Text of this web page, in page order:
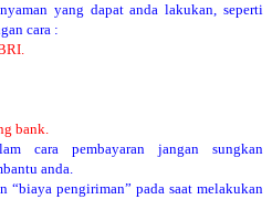
yang dapat anda lakukan, seperti
cara :
bank.
cara pembayaran jangan sungkan
anda.
“biaya pengiriman” pada saat melakukan